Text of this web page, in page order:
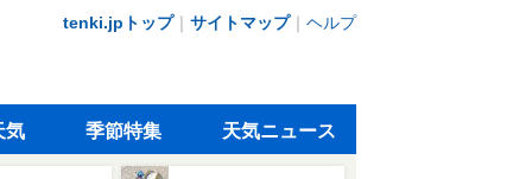
tenki.jpトップ｜ サイトマップ｜ ヘルプ
気 季節特集 天気ニュース